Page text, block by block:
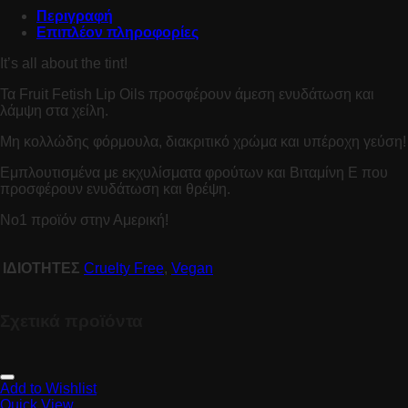
Περιγραφή
Επιπλέον πληροφορίες
It’s all about the tint!
Τα Fruit Fetish Lip Oils προσφέρουν άμεση ενυδάτωση και
λάμψη στα χείλη.
Μη κολλώδης φόρμουλα, διακριτικό χρώμα και υπέροχη γεύση!
Εμπλουτισμένα με εκχυλίσματα φρούτων και Βιταμίνη Ε που
προσφέρουν ενυδάτωση και θρέψη.
No1 προϊόν στην Αμερική!
ΙΔΙΟΤΗΤΕΣ Cruelty Free, Vegan
Add to Wishlist